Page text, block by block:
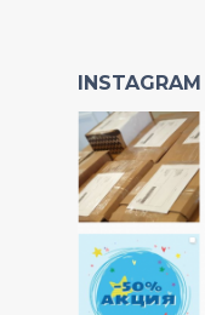
INSTAGRAM